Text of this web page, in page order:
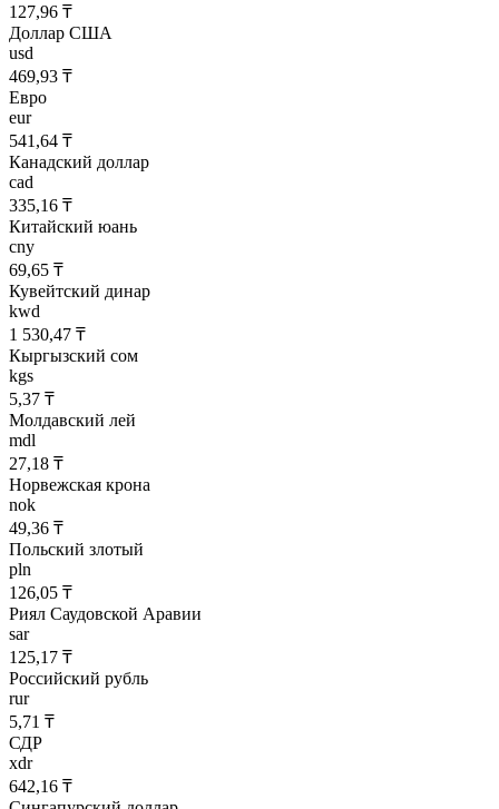
127,96 ₸
Доллар США
usd
469,93 ₸
Евро
eur
541,64 ₸
Канадский доллар
cad
335,16 ₸
Китайский юань
cny
69,65 ₸
Кувейтский динар
kwd
1 530,47 ₸
Кыргызский сом
kgs
5,37 ₸
Молдавский лей
mdl
27,18 ₸
Норвежская крона
nok
49,36 ₸
Польский злотый
pln
126,05 ₸
Риял Саудовской Аравии
sar
125,17 ₸
Российский рубль
rur
5,71 ₸
СДР
xdr
642,16 ₸